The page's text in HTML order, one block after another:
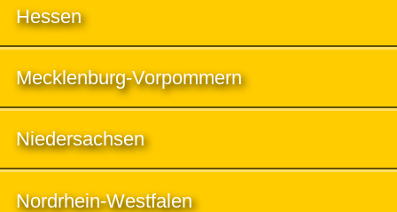
Hessen
Mecklenburg-Vorpommern
Niedersachsen
Nordrhein-Westfalen